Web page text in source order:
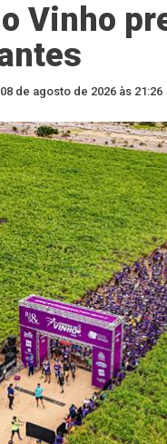
Vinho
08 de agosto de 2026 às 21:26